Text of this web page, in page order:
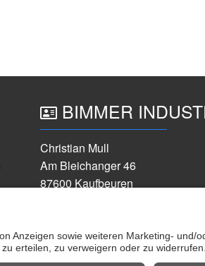
BIMMER
Christian Mull
Am Bleichanger 46
87600 Kaufbeuren
info@bimmer-industries.de